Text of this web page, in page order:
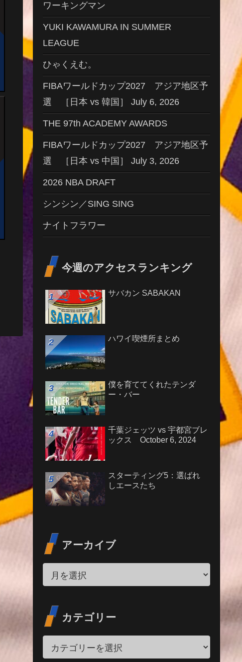
ワーキングマン
YUKI KAWAMURA IN SUMMER
LEAGUE
ひゃくえむ。
FIBAワールドカップ2027 アジア地区予
選 ［日本 vs 韓国］ July 6, 2026
THE 97th ACADEMY AWARDS
FIBAワールドカップ2027 アジア地区予
選 ［日本 vs 中国］ July 3, 2026
2026 NBA DRAFT
シンシン／SING SING
ナイトフラワー
今週のアクセスランキング
サバカン SABAKAN
ハワイ喫煙所まとめ
僕を育ててくれたテンダ
ー・バー
千葉ジェッツ vs 宇都宮ブレ
ックス October 6, 2024
スターティング5：選ばれ
しエースたち
アーカイブ
カテゴリー